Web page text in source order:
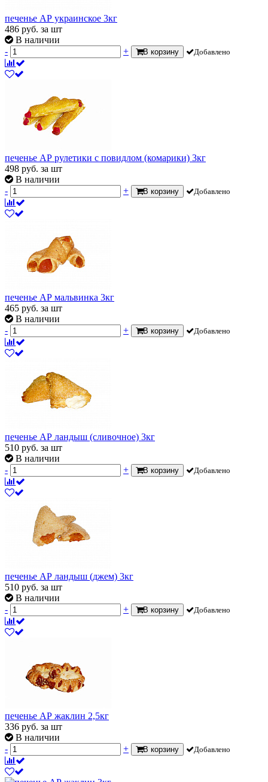
печенье АР украинское 3кг
486 руб. за шт
В наличии
-
+ В корзину Добавлено
печенье АР рулетики с повидлом (комарики) 3кг
498 руб. за шт
В наличии
-
+ В корзину Добавлено
печенье АР мальвинка 3кг
465 руб. за шт
В наличии
-
+ В корзину Добавлено
печенье АР ландыш (сливочное) 3кг
510 руб. за шт
В наличии
-
+ В корзину Добавлено
печенье АР ландыш (джем) 3кг
510 руб. за шт
В наличии
-
+ В корзину Добавлено
печенье АР жаклин 2,5кг
336 руб. за шт
В наличии
-
+ В корзину Добавлено